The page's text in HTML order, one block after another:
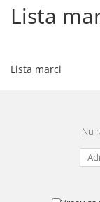
Lista
Lista marci
Nu